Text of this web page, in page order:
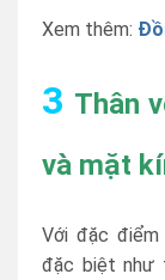
Xem thêm:
3 Thân
và mặt
Với đặc
đặc biệt như